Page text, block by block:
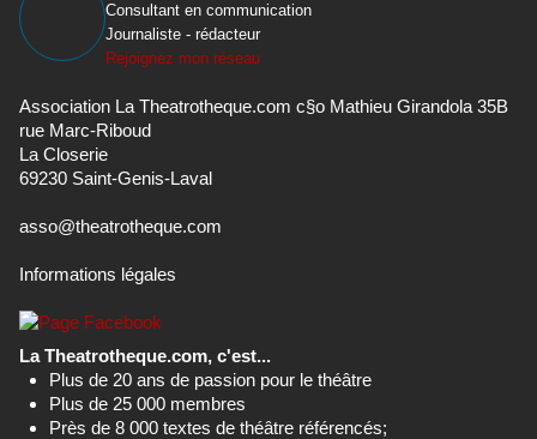
Consultant en communication
Journaliste - rédacteur
Rejoignez mon réseau
Association La Theatrotheque.com c§o Mathieu Girandola 35B
rue Marc-Riboud
La Closerie
69230 Saint-Genis-Laval
asso@theatrotheque.com
Informations légales
La Theatrotheque.com, c'est...
Plus de 20 ans de passion pour le théâtre
Plus de 25 000 membres
Près de 8 000 textes de théâtre référencés;